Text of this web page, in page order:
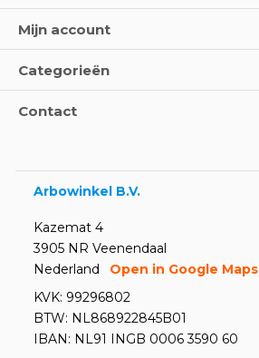
Mijn account
Categorieën
Contact
Arbowinkel B.V.
Kazemat 4
3905 NR Veenendaal
Nederland
Open in Google Maps
KVK: 99296802
BTW: NL868922845B01
IBAN: NL91 INGB 0006 3590 60